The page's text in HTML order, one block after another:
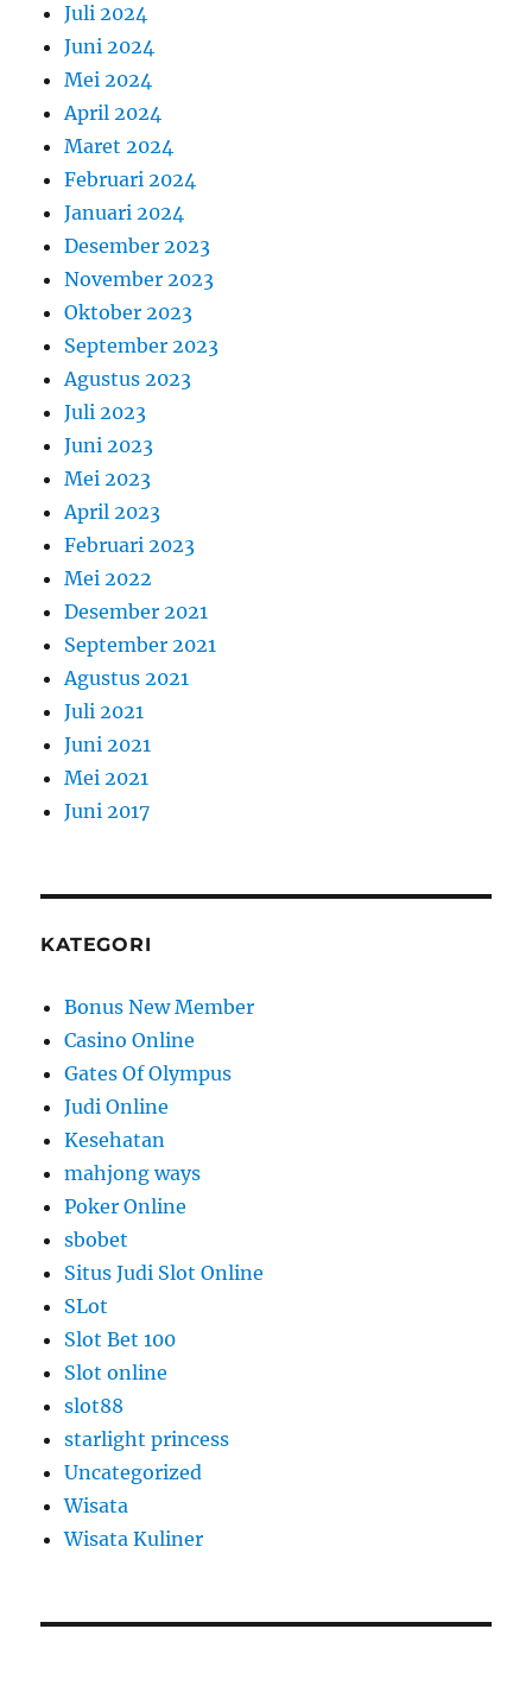
Juli 2024
Juni 2024
Mei 2024
April 2024
Maret 2024
Februari 2024
Januari 2024
Desember 2023
November 2023
Oktober 2023
September 2023
Agustus 2023
Juli 2023
Juni 2023
Mei 2023
April 2023
Februari 2023
Mei 2022
Desember 2021
September 2021
Agustus 2021
Juli 2021
Juni 2021
Mei 2021
Juni 2017
KATEGORI
Bonus New Member
Casino Online
Gates Of Olympus
Judi Online
Kesehatan
mahjong ways
Poker Online
sbobet
Situs Judi Slot Online
SLot
Slot Bet 100
Slot online
slot88
starlight princess
Uncategorized
Wisata
Wisata Kuliner